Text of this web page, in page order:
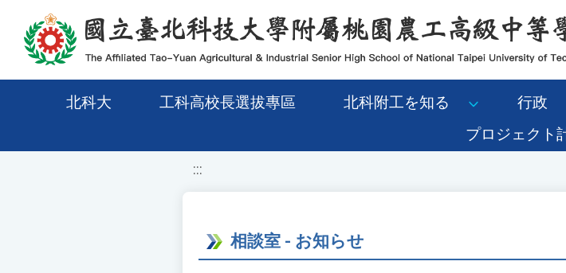
移至網頁之主要內容區位置
北科大 工科高校長選拔專區 北科附工を知る 行政
プロジェクト
:::
相談室 - お知らせ